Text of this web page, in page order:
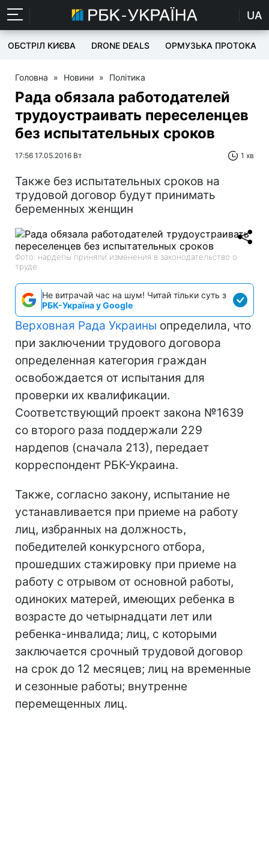
UA
ОБСТРІЛ КИЄВА DRONE DEALS ОРМУЗЬКА ПРОТОКА
Головна » Новини » Політика
Рада обязала работодателей
трудоустраивать переселенцев
без испытательных сроков
17:56 17.05.2016 Вт 1 хв
Также без испытательных сроков на
трудовой договор будут принимать
беременных женщин
Фото: нардепы приняли изменения в законодательство о
труде
Не витрачай час на шум! Читай тільки суть з
РБК-Україна у Google
Верховная Рада Украины определила, что
при заключении трудового договора
определенная категория граждан
освобождается от испытания для
проверки их квалификации.
Соответствующий проект закона №1639
со второго раза поддержали 229
нардепов (сначала 213), передает
корреспондент РБК-Украина.
Также, согласно закону, испытание не
устанавливается при приеме на работу
лиц, избранных на должность,
победителей конкурсного отбора,
прошедших стажировку при приеме на
работу с отрывом от основной работы,
одиноких матерей, имеющих ребенка в
возрасте до четырнадцати лет или
ребенка-инвалида; лиц, с которыми
заключается срочный трудовой договор
на срок до 12 месяцев; лиц на временные
и сезонные работы; внутренне
перемещенных лиц.